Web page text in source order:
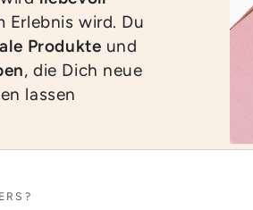
Erlebnis wird. Du
Produkte und
, die Dich neue
lassen